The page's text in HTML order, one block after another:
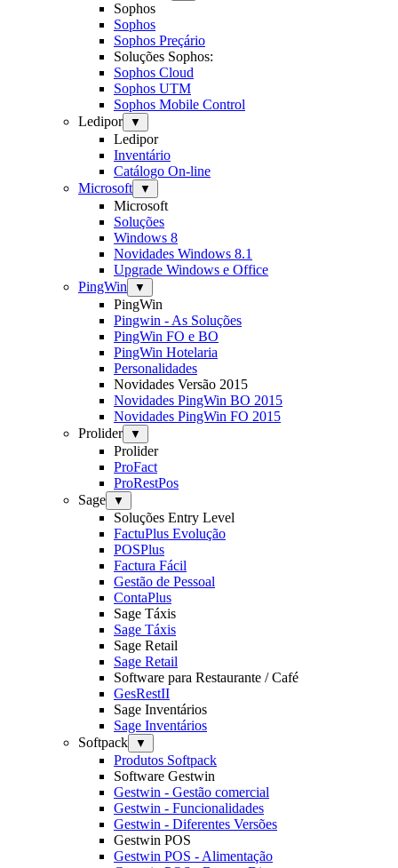
Sophos
Sophos
Sophos Preçário
Soluções Sophos:
Sophos Cloud
Sophos UTM
Sophos Mobile Control
Ledipor
▼
Ledipor
Inventário
Catálogo On-line
Microsoft
▼
Microsoft
Soluções
Windows 8
Novidades Windows 8.1
Upgrade Windows e Office
PingWin
▼
PingWin
Pingwin - As Soluções
PingWin FO e BO
PingWin Hotelaria
Personalidades
Novidades Versão 2015
Novidades PingWin BO 2015
Novidades PingWin FO 2015
Prolider
▼
Prolider
ProFact
ProRestPos
Sage
▼
Soluções Entry Level
FactuPlus Evolução
POSPlus
Factura Fácil
Gestão de Pessoal
ContaPlus
Sage Táxis
Sage Táxis
Sage Retail
Sage Retail
Software para Restaurante / Café
GesRestII
Sage Inventários
Sage Inventários
Softpack
▼
Produtos Softpack
Software Gestwin
Gestwin - Gestão comercial
Gestwin - Funcionalidades
Gestwin - Diferentes Versões
Gestwin POS
Gestwin POS - Alimentação